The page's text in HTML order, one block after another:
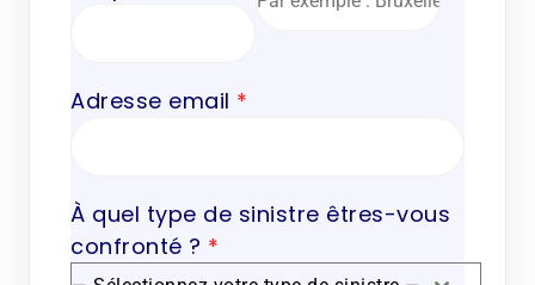
Adresse email *
À quel type de sinistre êtres-vous
confronté ? *